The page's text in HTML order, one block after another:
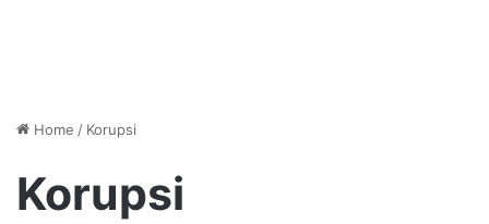
Home / Korupsi
Korupsi